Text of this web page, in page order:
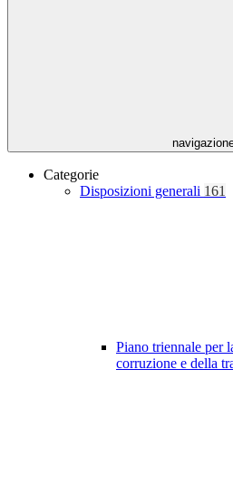
Categorie
Disposizioni generali 161
Piano triennale per
corruzione e della